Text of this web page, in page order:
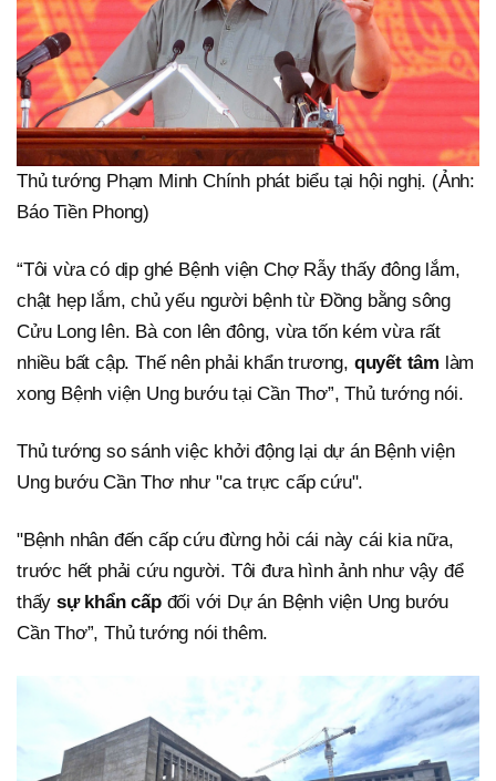
Thủ tướng Phạm Minh Chính phát biểu tại hội nghị. (Ảnh:
Báo Tiền Phong)
“Tôi vừa có dịp ghé Bệnh viện Chợ Rẫy thấy đông lắm,
chật hẹp lắm, chủ yếu người bệnh từ Đồng bằng sông
Cửu Long lên. Bà con lên đông, vừa tốn kém vừa rất
nhiều bất cập. Thế nên phải khẩn trương, quyết tâm làm
xong Bệnh viện Ung bướu tại Cần Thơ”, Thủ tướng nói.
Thủ tướng so sánh việc khởi động lại dự án Bệnh viện
Ung bướu Cần Thơ như "ca trực cấp cứu".
"Bệnh nhân đến cấp cứu đừng hỏi cái này cái kia nữa,
trước hết phải cứu người. Tôi đưa hình ảnh như vậy để
thấy sự khẩn cấpđối với Dự án Bệnh viện Ung bướu
Cần Thơ”, Thủ tướng nói thêm.